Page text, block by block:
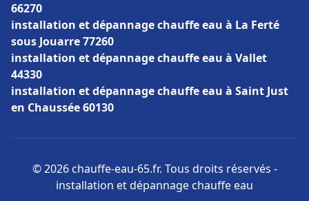
66270
installation et dépannage chauffe eau à La Ferté
sous Jouarre 77260
installation et dépannage chauffe eau à Vallet
44330
installation et dépannage chauffe eau à Saint Just
en Chaussée 60130
© 2026 chauffe-eau-65.fr. Tous droits réservés -
installation et dépannage chauffe eau